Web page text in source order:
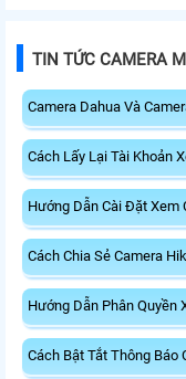
TIN TỨC CAMERA
Camera Dahua Và
Cách Lấy Lại Tài Khoản
Hướng Dẫn Cài Đặt Xem
Cách Chia Sẻ Camera
Hướng Dẫn Phân Quyền
Cách Bật Tắt Thông